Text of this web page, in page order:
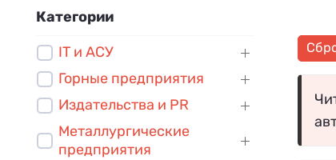
Категории
IT и АСУ
Горные предприятия
Издательства и PR
Металлургические
предприятия